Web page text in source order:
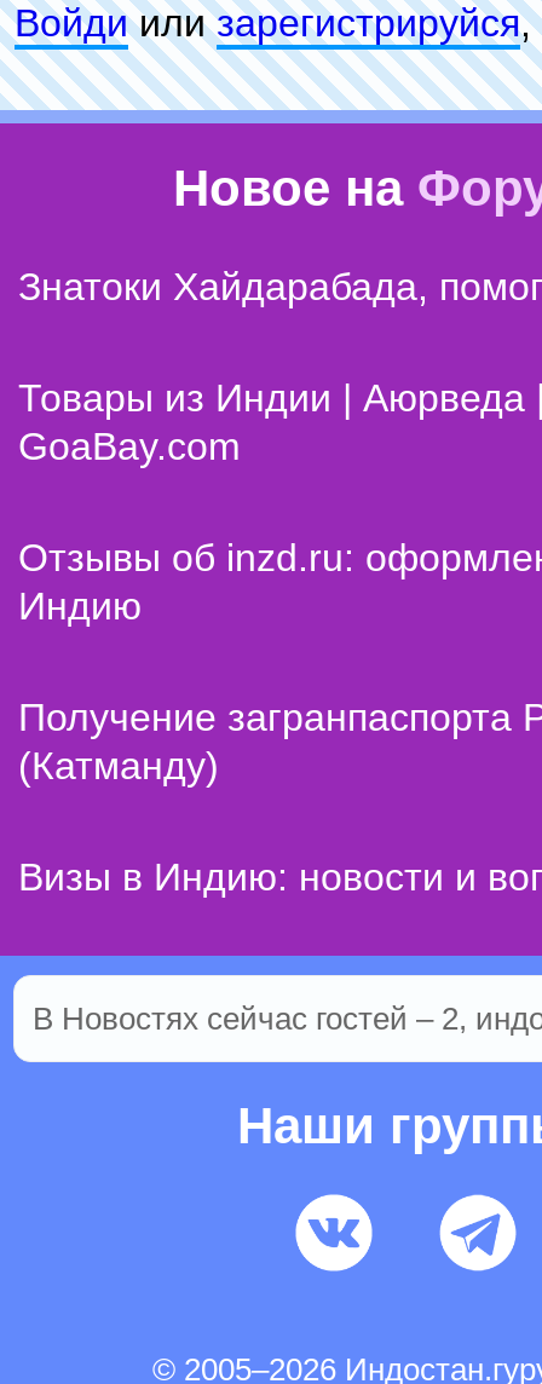
Войдиилизарeгиcтpируйся,
Новое на
Знатоки Хайдарабада,
Товары из Индии | Аюрведа
GoaBay.com
Отзывы об inzd.ru:
Индию
Получение
(Катманду)
Визы в Индию: новости и
В Новостях сейчас гостей – 2,
Наши
© 2005–2026